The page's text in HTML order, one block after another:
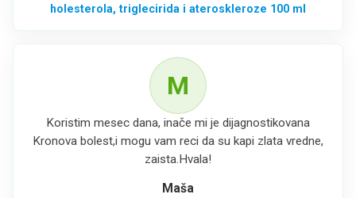
holesterola, triglecirida i ateroskleroze 100 ml
M
Koristim mesec dana, inače mi je dijagnostikovana
Kronova bolest,i mogu vam reci da su kapi zlata vredne,
zaista.Hvala!
Maša